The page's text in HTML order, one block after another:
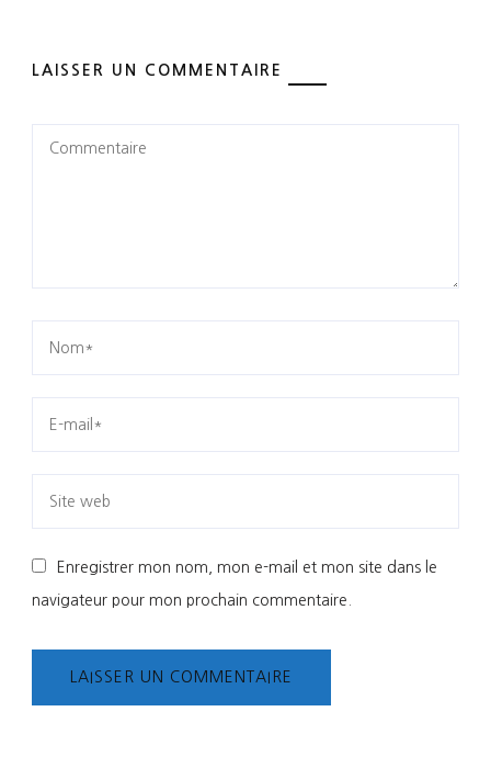
LAISSER UN COMMENTAIRE
Enregistrer mon nom, mon e-mail et mon site dans le
navigateur pour mon prochain commentaire.